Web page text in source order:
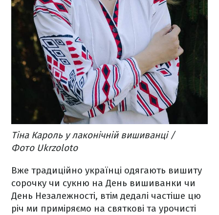
Тіна Кароль у лаконічній вишиванці /
Фото Ukrzoloto
Вже традиційно українці одягають вишиту
сорочку чи сукню на День вишиванки чи
День Незалежності, втім дедалі частіше цю
річ ми приміряємо на святкові та урочисті